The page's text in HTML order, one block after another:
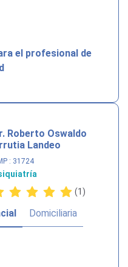
el profesional de
Roberto Oswaldo
Landeo
: 31724
(1)
Domiciliaria